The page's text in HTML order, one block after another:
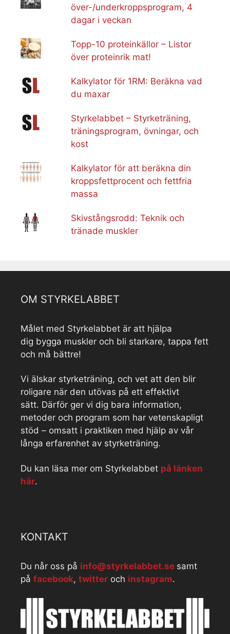
över-/underkroppsprogram, 4
dagar i veckan
Topp-10 proteinkällor – Listor
över proteinrik mat!
Kalkylator för 1RM: Beräkna vad
du maxar
Styrkelabbet – Styrketräning,
träningsprogram, övningar, och
kost
Kalkylator för att beräkna din
kroppsfettprocent och fettfria
massa
Skivstångsrodd: Teknik och
tränade muskler
OM STYRKELABBET
Målet med Styrkelabbet är att hjälpa
dig bygga muskler och bli starkare, tappa fett
och må bättre!
Vi älskar styrketräning, och vet att den blir
roligare när den utövas på ett effektivt
sätt. Därför ger vi dig bara information,
metoder och program som har vetenskapligt
stöd – omsatt i praktiken med hjälp av vår
långa erfarenhet av styrketräning.
Du kan läsa mer om Styrkelabbet på länken
här.
KONTAKT
Du når oss på info@styrkelabbet.se samt
på facebook, twitter och instagram.